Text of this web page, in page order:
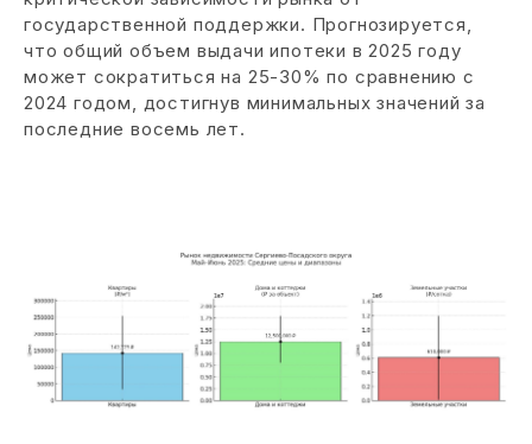
государственной поддержки. Прогнозируется,
что общий объем выдачи ипотеки в 2025 году
может сократиться на 25-30% по сравнению с
2024 годом, достигнув минимальных значений за
последние восемь лет.